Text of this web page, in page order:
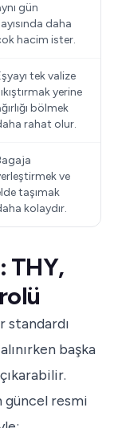
gün
daha
hacim ister.
tek valize
yerine
bölmek
rahat olur.
ve
taşımak
kolaydır.
THY,
standardı
başka
güncel resmi